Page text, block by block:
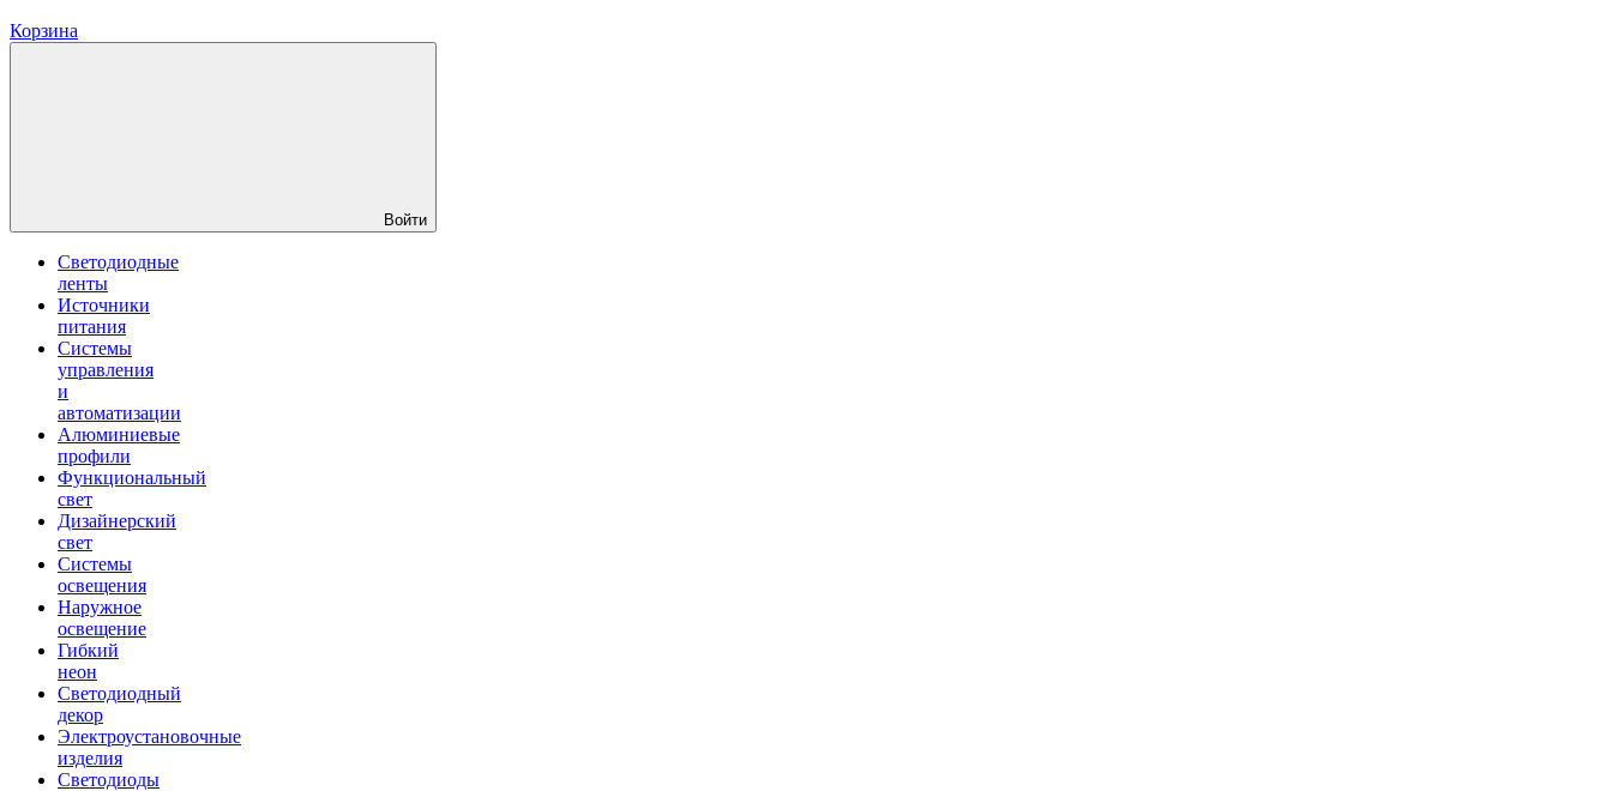
Корзина
Войти
Светодиодные
ленты
Источники
питания
Системы
управления
и
автоматизации
Алюминиевые
профили
Функциональный
свет
Дизайнерский
свет
Системы
освещения
Наружное
освещение
Гибкий
неон
Светодиодный
декор
Электроустановочные
изделия
Светодиоды